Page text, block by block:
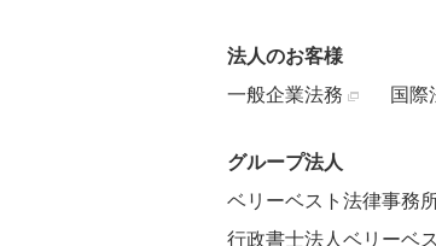
法人のお客様
一般企業法務
国際
グループ法人
ベリーベスト法律事務
行政書士法人ベリーベ